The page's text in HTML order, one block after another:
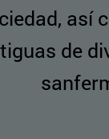
así
de